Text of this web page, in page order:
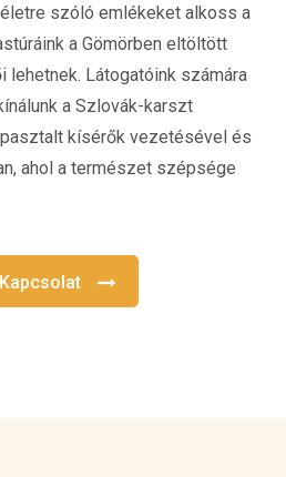
szóló emlékeket alkoss a
a Gömörben eltöltött
Látogatóink számára
a Szlovák-karszt
kísérők vezetésével és
ahol a természet szépsége
Kapcsolat